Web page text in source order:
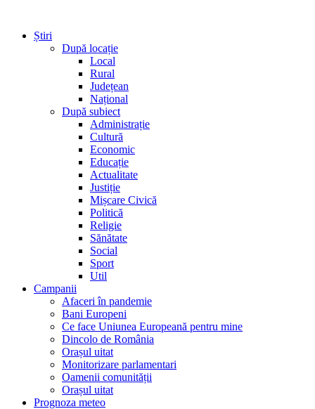
Știri
După locație
Local
Rural
Județean
Național
După subiect
Administrație
Cultură
Economic
Educație
Actualitate
Justiție
Mișcare Civică
Politică
Religie
Sănătate
Social
Sport
Util
Campanii
Afaceri în pandemie
Bani Europeni
Ce face Uniunea Europeană pentru mine
Dincolo de România
Orașul uitat
Monitorizare parlamentari
Oamenii comunității
Orașul uitat
Prognoza meteo